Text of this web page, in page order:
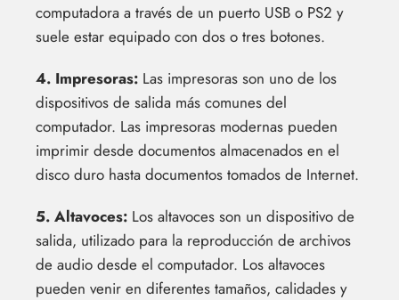
computadora a través de un puerto USB o PS2 y
suele estar equipado con dos o tres botones.
4. Impresoras: Las impresoras son uno de los
dispositivos de salida más comunes del
computador. Las impresoras modernas pueden
imprimir desde documentos almacenados en el
disco duro hasta documentos tomados de Internet.
5. Altavoces: Los altavoces son un dispositivo de
salida, utilizado para la reproducción de archivos
de audio desde el computador. Los altavoces
pueden venir en diferentes tamaños, calidades y